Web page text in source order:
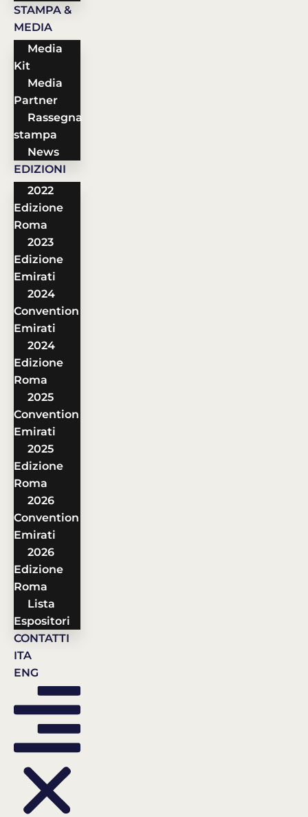
STAMPA &
MEDIA
Media
Kit
Media
Partner
Rassegna
stampa
News
EDIZIONI
2022
Edizione
Roma
2023
Edizione
Emirati
2024
Convention
Emirati
2024
Edizione
Roma
2025
Convention
Emirati
2025
Edizione
Roma
2026
Convention
Emirati
2026
Edizione
Roma
Lista
Espositori
CONTATTI
ITA
ENG